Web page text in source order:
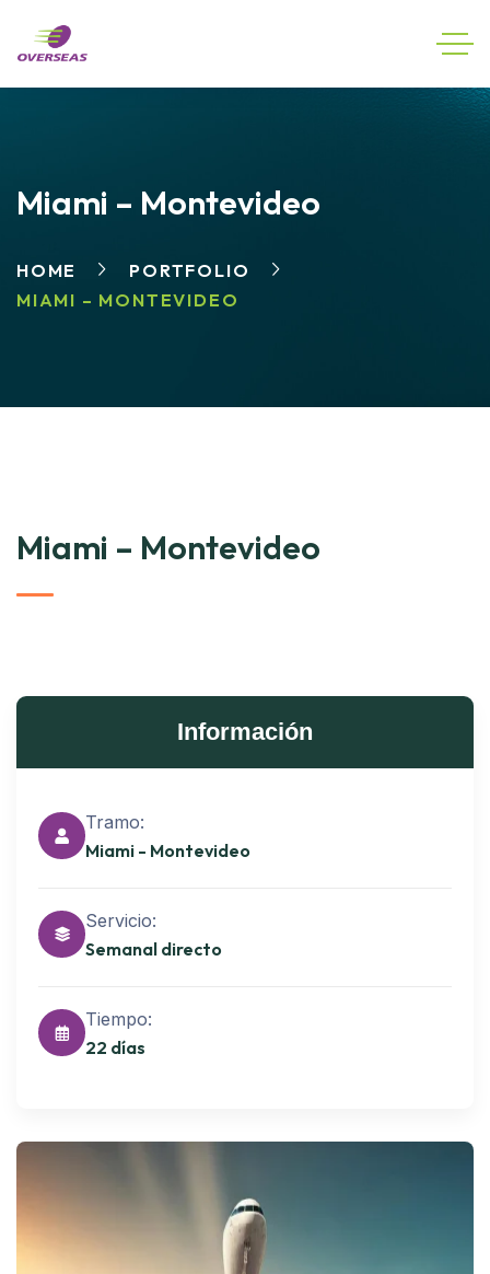
Miami – Montevideo
HOME
PORTFOLIO
MIAMI – MONTEVIDEO
Miami – Montevideo
Información
Tramo:
Miami - Montevideo
Servicio:
Semanal directo
Tiempo:
22 días